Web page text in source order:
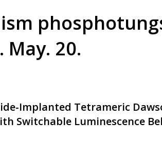
May. 20.
Implanted Tetrameric
Switchable Luminescence